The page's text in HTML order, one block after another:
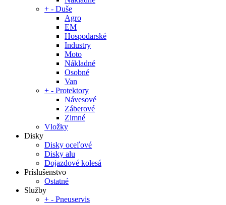
+ - Duše
Agro
EM
Hospodarské
Industry
Moto
Nákladné
Osobné
Van
+ - Protektory
Návesové
Záberové
Zimné
Vložky
Disky
Disky oceľové
Disky alu
Dojazdové kolesá
Príslušenstvo
Ostatné
Služby
+ - Pneuservis